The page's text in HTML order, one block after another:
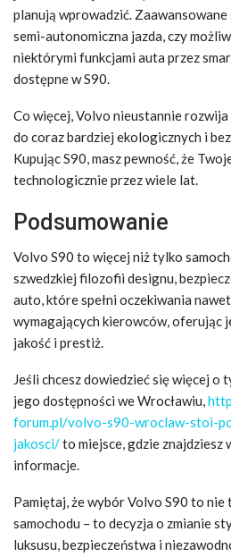
planują wprowadzić.
semi-autonomiczna jazda, czy
niektórymi funkcjami auta przez
dostępne w S90.
Co więcej, Volvo nieustannie
do coraz bardziej ekologicznych i
Kupując S90, masz pewność, że
technologicznie przez wiele lat.
Podsumowanie
Volvo S90 to więcej niż tylko
szwedzkiej filozofii designu,
auto, które spełni oczekiwania
wymagających kierowców, oferując
jakość i prestiż.
Jeśli chcesz dowiedzieć się więcej o
jego dostępności we Wrocławiu,
forum.pl/volvo-s90-wroclaw-stoi-
jakosci/to miejsce, gdzie znajdziesz
informacje.
Pamiętaj, że wybór Volvo S90 to nie
samochodu – to decyzja o zmianie
luksusu, bezpieczeństwa i